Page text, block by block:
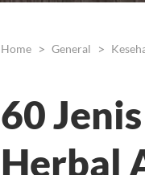
Home General
60
Herbal